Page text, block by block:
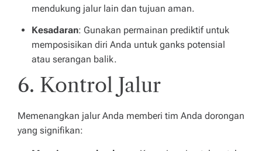
mendukung jalur lain dan tujuan aman.
Kesadaran: Gunakan permainan prediktif untuk
memposisikan diri Anda untuk ganks potensial
atau serangan balik.
6. Kontrol Jalur
Memenangkan jalur Anda memberi tim Anda dorongan
yang signifikan: